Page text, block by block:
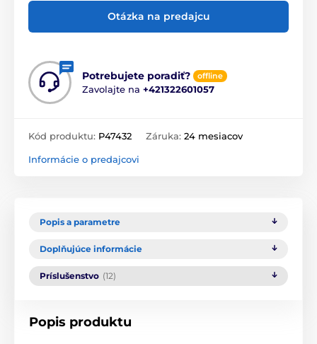
Otázka na predajcu
Potrebujete poradiť? offline
Zavolajte na +421322601057
Kód produktu: P47432 Záruka: 24 mesiacov
Informácie o predajcovi
Popis a parametre
Doplňujúce informácie
Príslušenstvo (12)
Popis produktu